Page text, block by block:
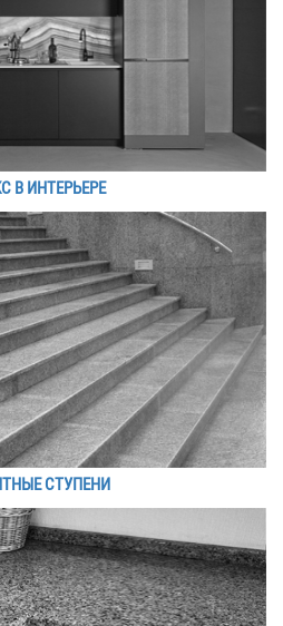
В ИНТЕРЬЕРЕ
СТУПЕНИ